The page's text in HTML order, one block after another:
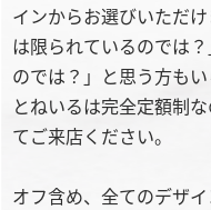
インからお選びいただ
は限られているのでは
のでは？」と思う方も
とねいるは完全定額制
てご来店ください。
オフ含め、全てのデザ